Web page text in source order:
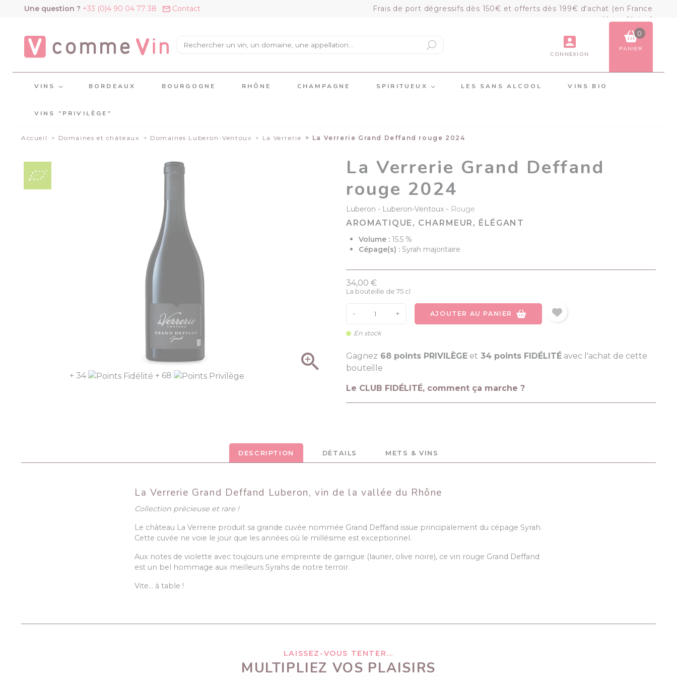
Une question ? +33 (0)4 90 04 77 38 Contact
Frais de port dégressifs dès 150€ et offerts dès 199€ d'achat (en France
métropolitaine)
CONNEXION
0
PANIER
VOIR LE PANIER COMMANDER
VINS BORDEAUX BOURGOGNE RHÔNE CHAMPAGNE SPIRITUEUX LES SANS ALCOOL VINS BIO
VINS "PRIVILÈGE"
Accueil Domaines et châteaux Domaines Luberon-Ventoux La Verrerie La Verrerie Grand Deffand rouge 2024
+ 34 + 68

La Verrerie Grand Deffand
rouge 2024
Luberon Luberon-Ventoux - Rouge
AROMATIQUE, CHARMEUR, ÉLÉGANT
Volume : 15.5 %
Cépage(s) : Syrah majoritaire
34,00 €
La bouteille de 75 cl
- + AJOUTER AU PANIER
En stock
Gagnez 68 points PRIVILÈGE et 34 points FIDÉLITÉ avec l'achat de cette
bouteille
Le CLUB FIDÉLITÉ, comment ça marche ?
DESCRIPTION DÉTAILS METS & VINS
La Verrerie Grand Deffand Luberon, vin de la vallée du Rhône
Collection précieuse et rare !
Le château La Verrerie produit sa grande cuvée nommée Grand Deffand issue principalement du cépage Syrah.
Cette cuvée ne voie le jour que les années où le millésime est exceptionnel.
Aux notes de violette avec toujours une empreinte de garrigue (laurier, olive noire), ce vin rouge Grand Deffand
est un bel hommage aux meilleurs Syrahs de notre terroir.
Vite… à table !
LAISSEZ-VOUS TENTER...
MULTIPLIEZ VOS PLAISIRS
Panneau de gestion des cookies